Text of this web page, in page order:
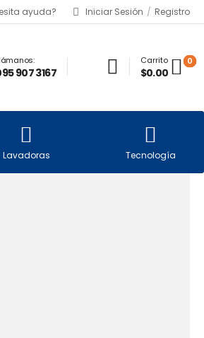
ayuda? Iniciar Sesión / Registro
907 3167
Carrito
$0.00
0
Lavadoras Tecnología